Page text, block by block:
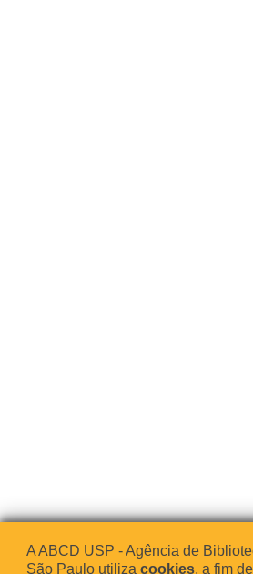
A ABCD USP - Agência de
São Paulo utiliza cookies, a fim